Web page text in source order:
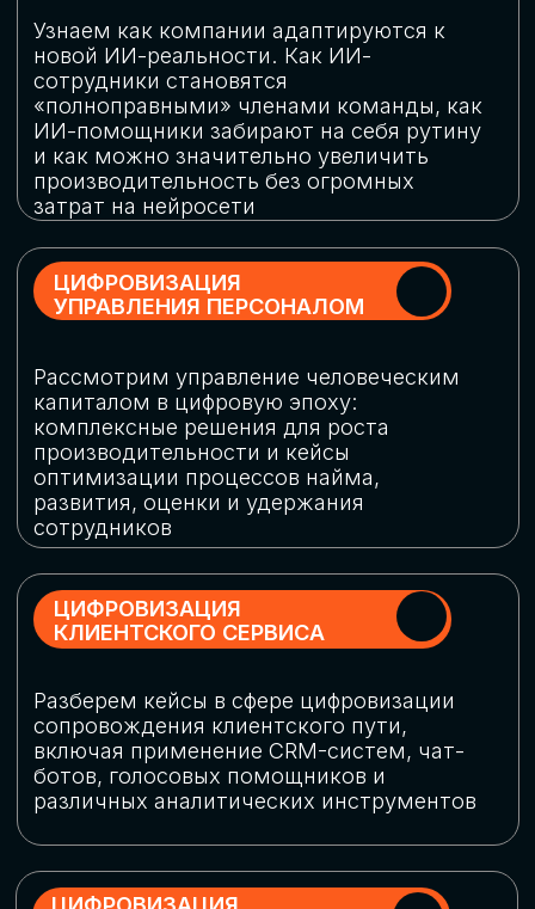
огромную статью затрат
ОБЛАЧНЫЕ ТЕХНОЛОГИИ
Подискутируем, какие облачные решения
существуют на рынке и почему
использование мультиоблачных моделей
не только снижает затраты, но и
«пересборки» бизнес-моделей
СКАЧАТЬ
ПРОГРАММУ
КОНФЕРЕНЦИИ
Оставьте заявку, мы направим вам
программу конференции
СКАЧАТЬ ПРОГРАММУ
СПИКЕРЫ
СТАТЬ СПИКЕРОМ
В конференции участвовали более 120 спикеров